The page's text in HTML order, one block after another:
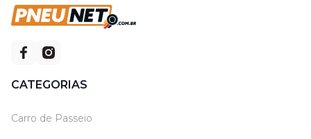
CATEGORIAS
Carro de Passeio